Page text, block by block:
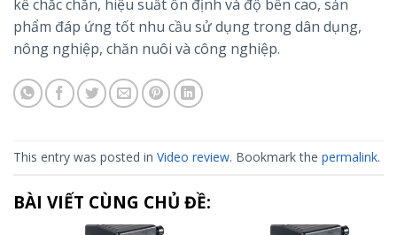
kế chắc chắn, hiệu suất ổn định và độ bền cao, sản
phẩm đáp ứng tốt nhu cầu sử dụng trong dân dụng,
nông nghiệp, chăn nuôi và công nghiệp.
This entry was posted in Video review. Bookmark the permalink.
BÀI VIẾT CÙNG CHỦ ĐỀ: